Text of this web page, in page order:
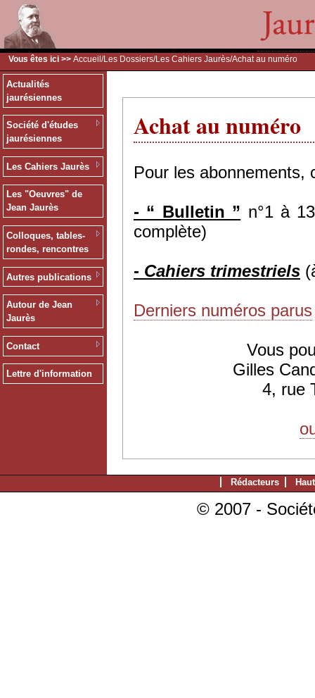
Vous êtes ici >> Accueil /Les Dossiers/Les Cahiers Jaurès/Achat au numéro
Actualités
jaurésiennes
Société d'études
jaurésiennes
Les Cahiers Jaurès
Les "Oeuvres" de
Jean Jaurès
Colloques, tables-
rondes, rencontres
Autres publications
Autour de Jean
Jaurès
Contact
Lettre d'information
Achat au numéro
Pour les abonnements,
- “ Bulletin ” n°1 à
complète)
- Cahiers trimestriels
Derniers numéros parus
Vous
Gilles
4, rue
Rédacteurs
© 2007 -